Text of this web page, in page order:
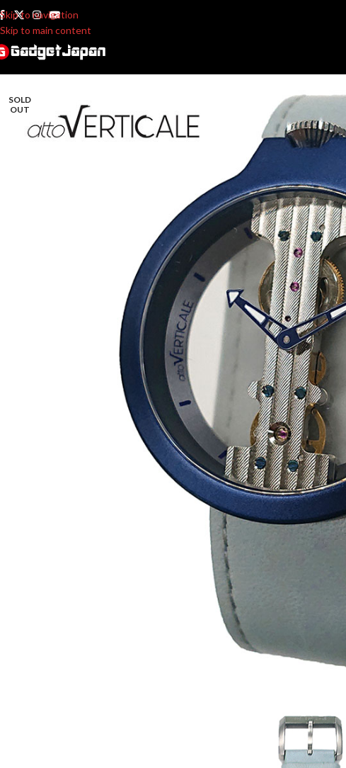
Skip to navigation
Skip to main content
SOLD
OUT